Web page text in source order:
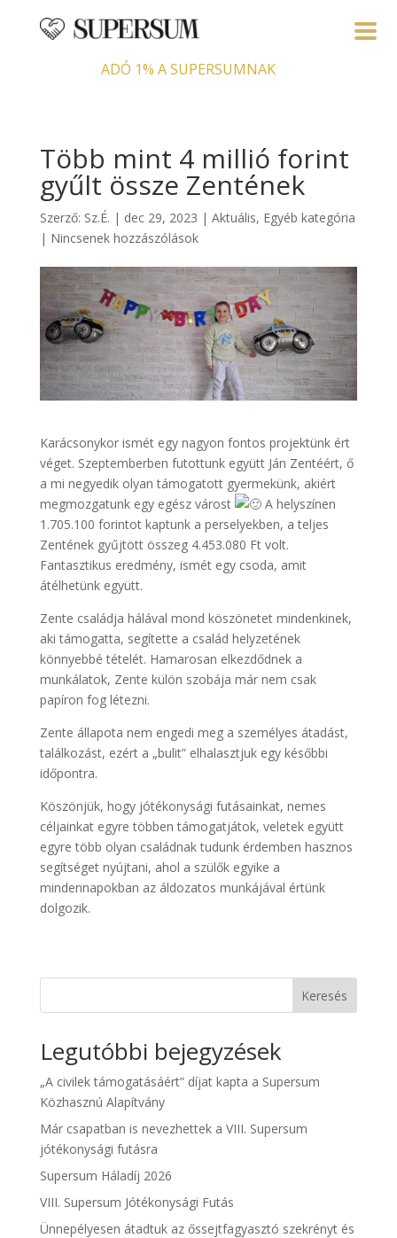
ADÓ 1% A SUPERSUMNAK
Több mint 4 millió forint
gyűlt össze Zentének
Szerző: Sz.É. | dec 29, 2023 | Aktuális, Egyéb kategória
| Nincsenek hozzászólások
Karácsonykor ismét egy nagyon fontos projektünk ért
véget. Szeptemberben futottunk együtt Ján Zentéért, ő
a mi negyedik olyan támogatott gyermekünk, akiért
megmozgatunk egy egész várost
A helyszínen
1.705.100 forintot kaptunk a perselyekben, a teljes
Zentének gyűjtött összeg 4.453.080 Ft volt.
Fantasztikus eredmény, ismét egy csoda, amit
átélhetünk együtt.
Zente családja hálával mond köszönetet mindenkinek,
aki támogatta, segítette a család helyzetének
könnyebbé tételét. Hamarosan elkezdődnek a
munkálatok, Zente külön szobája már nem csak
papíron fog létezni.
Zente állapota nem engedi meg a személyes átadást,
találkozást, ezért a „bulit” elhalasztjuk egy későbbi
időpontra.
Köszönjük, hogy jótékonysági futásainkat, nemes
céljainkat egyre többen támogatjátok, veletek együtt
egyre több olyan családnak tudunk érdemben hasznos
segítséget nyújtani, ahol a szülők egyike a
mindennapokban az áldozatos munkájával értünk
dolgozik.
Keresés
Legutóbbi bejegyzések
„A civilek támogatásáért” díjat kapta a Supersum
Közhasznú Alapítvány
Már csapatban is nevezhettek a VIII. Supersum
jótékonysági futásra
Supersum Háladíj 2026
VIII. Supersum Jótékonysági Futás
Ünnepélyesen átadtuk az őssejtfagyasztó szekrényt és